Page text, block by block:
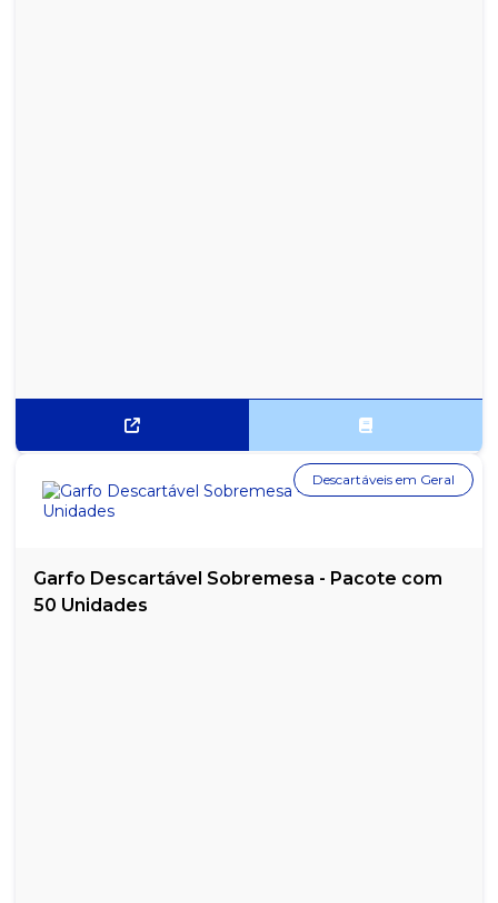
Garfo Descartável Sobremesa - Pacote com
50 Unidades
Descartáveis em Geral